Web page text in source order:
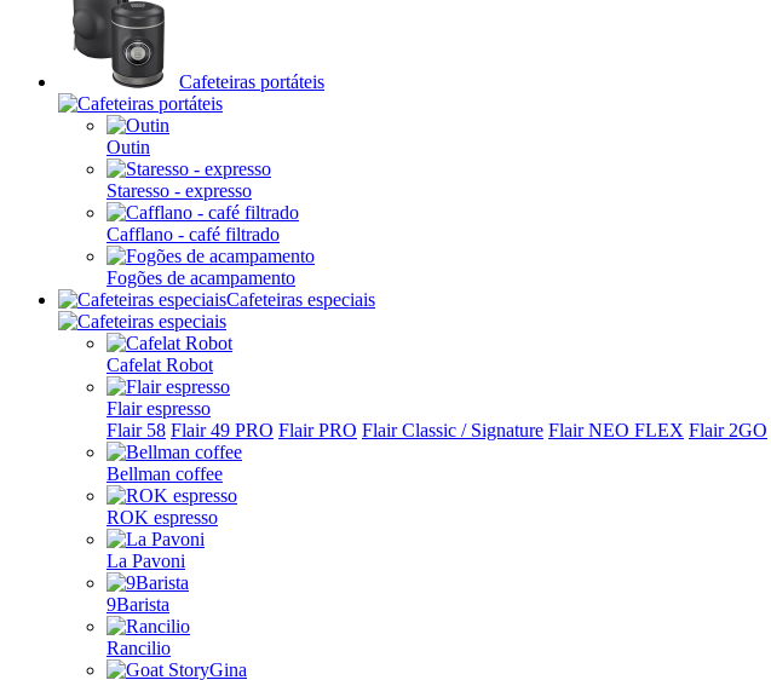
Cafeteiras portáteis
Outin
Staresso - expresso
Cafflano - café filtrado
Fogões de acampamento
Cafeteiras especiais
Cafelat Robot
Flair espresso
Flair 58 Flair 49 PRO Flair PRO Flair Classic / Signature Flair NEO FLEX Flair 2GO
Bellman coffee
ROK espresso
La Pavoni
9Barista
Rancilio